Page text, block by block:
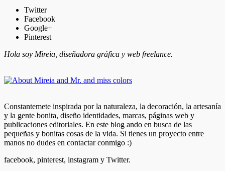
Twitter
Facebook
Google+
Pinterest
Hola soy Mireia, diseñadora gráfica y web freelance.
Constantemete inspirada por la naturaleza, la decoración, la artesanía
y la gente bonita, diseño identidades, marcas, páginas web y
publicaciones editoriales. En este blog ando en busca de las
pequeñas y bonitas cosas de la vida. Si tienes un proyecto entre
manos no dudes en contactar conmigo :)
facebook, pinterest, instagram y Twitter.